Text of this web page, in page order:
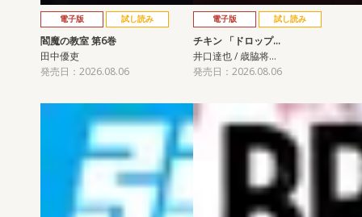
電子版 試し読み
閻魔の教室 第6巻
田中優吏
発売日：2026.08.06
電子版 試し読み
チキン 「ドロップ…
井口達也 / 歳脇将…
発売日：2026.08.06